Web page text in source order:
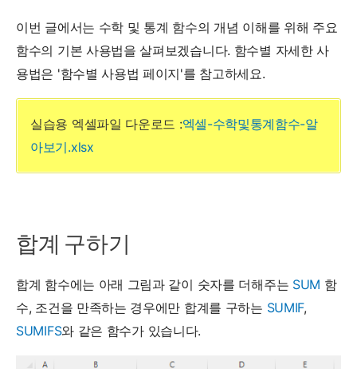
이번 글에서는 수학 및 통계 함수의 개념 이해를 위해 주요
함수의 기본 사용법을 살펴보겠습니다. 함수별 자세한 사
용법은 '함수별 사용법 페이지'를 참고하세요.
실습용 엑셀파일 다운로드 :엑셀-수학및통계함수-알
아보기.xlsx
합계 구하기
합계 함수에는 아래 그림과 같이 숫자를 더해주는 SUM 함
수, 조건을 만족하는 경우에만 합계를 구하는 SUMIF,
SUMIFS와 같은 함수가 있습니다.